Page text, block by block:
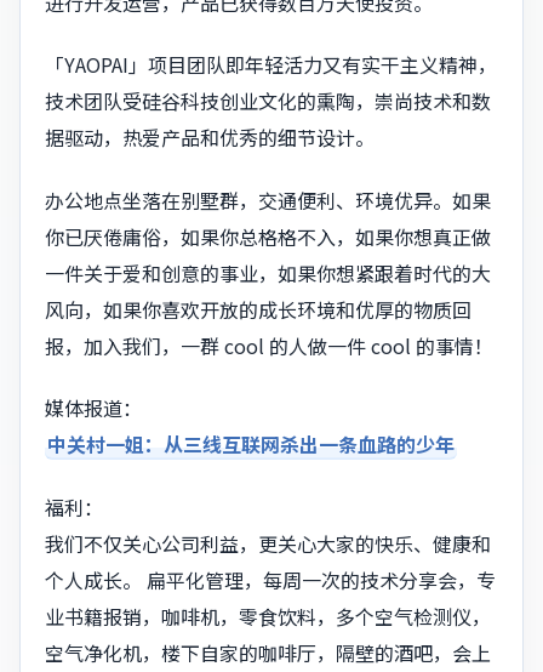
「YAOPAI」项目团队即年轻活力又有实干主义精神，
技术团队受硅谷科技创业文化的熏陶，崇尚技术和数
据驱动，热爱产品和优秀的细节设计。
办公地点坐落在别墅群，交通便利、环境优异。如果
你已厌倦庸俗，如果你总格格不入，如果你想真正做
一件关于爱和创意的事业，如果你想紧跟着时代的大
风向，如果你喜欢开放的成长环境和优厚的物质回
报，加入我们，一群 cool 的人做一件 cool 的事情！
媒体报道：
中关村一姐：从三线互联网杀出一条血路的少年
福利：
我们不仅关心公司利益，更关心大家的快乐、健康和
个人成长。 扁平化管理，每周一次的技术分享会，专
业书籍报销，咖啡机，零食饮料，多个空气检测仪，
空气净化机，楼下自家的咖啡厅，隔壁的酒吧，会上